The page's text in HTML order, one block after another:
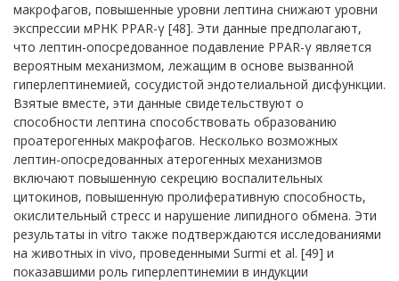
макрофагов, повышенные уровни лептина снижают уровни
экспрессии мРНК PPAR-γ [48]. Эти данные предполагают,
что лептин-опосредованное подавление PPAR-γ является
вероятным механизмом, лежащим в основе вызванной
гиперлептинемией, сосудистой эндотелиальной дисфункции.
Взятые вместе, эти данные свидетельствуют о
способности лептина способствовать образованию
проатерогенных макрофагов. Несколько возможных
лептин-опосредованных атерогенных механизмов
включают повышенную секрецию воспалительных
цитокинов, повышенную пролиферативную способность,
окислительный стресс и нарушение липидного обмена. Эти
результаты in vitro также подтверждаются исследованиями
на животных in vivo, проведенными Surmi et al. [49] и
показавшими роль гиперлептинемии в индукции